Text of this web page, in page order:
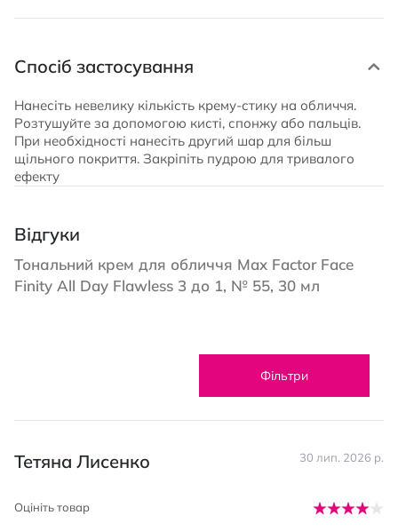
Спосіб застосування
Нанесіть невелику кількість крему-стику на обличчя.
Розтушуйте за допомогою кисті, спонжу або пальців.
При необхідності нанесіть другий шар для більш
щільного покриття. Закріпіть пудрою для тривалого
ефекту
Відгуки
Тональний крем для обличчя Max Factor Face
Finity All Day Flawless 3 до 1, № 55, 30 мл
Фільтри
Тетяна Лисенко 30 лип. 2026 р.
Оцініть товар